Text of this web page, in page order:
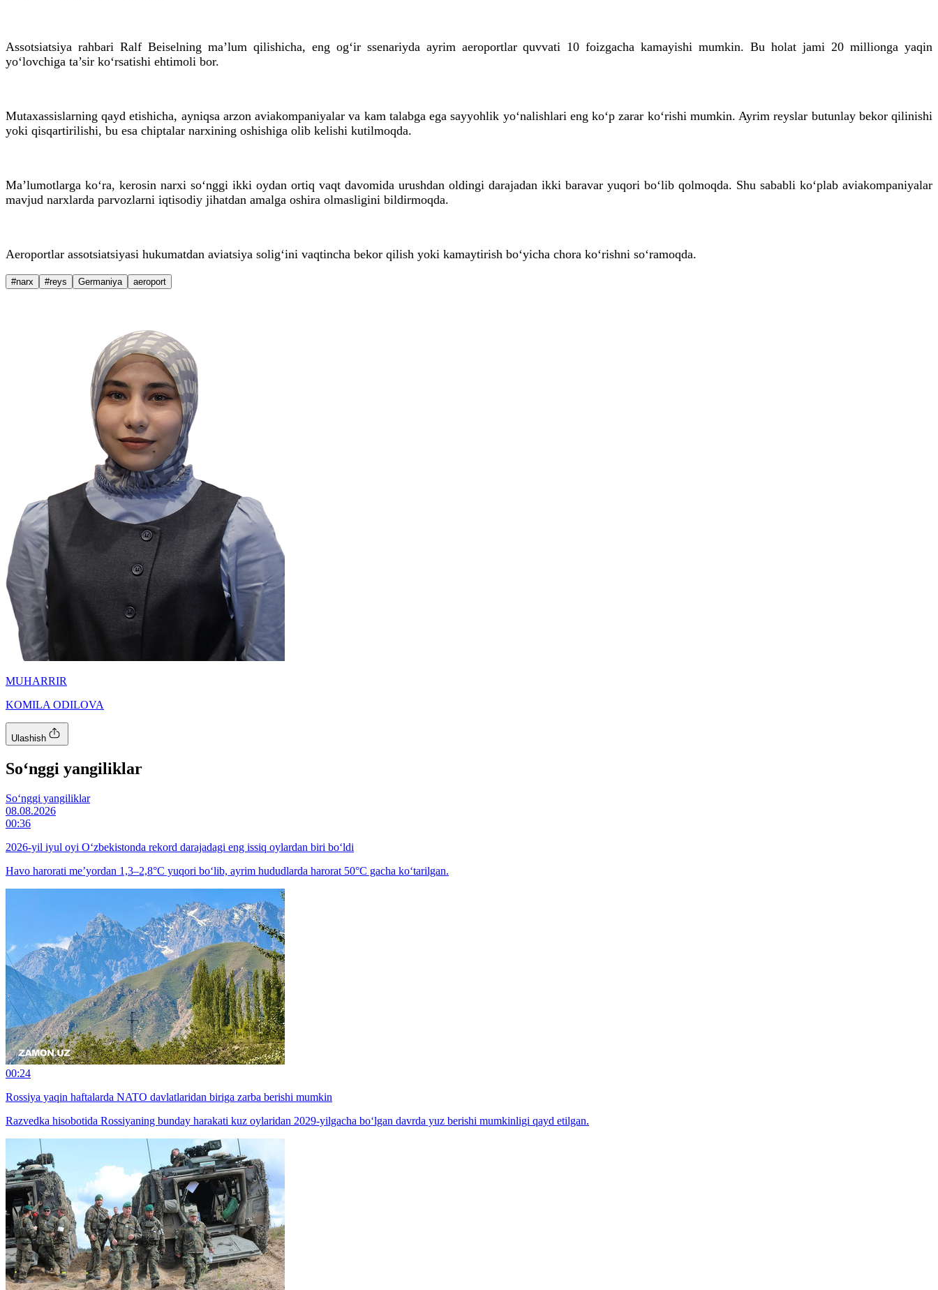
Assotsiatsiya rahbari Ralf Beiselning ma’lum qilishicha, eng og‘ir ssenariyda ayrim aeroportlar quvvati 10 foizgacha kamayishi mumkin. Bu holat jami 20 millionga yaqin
yo‘lovchiga ta’sir ko‘rsatishi ehtimoli bor.
Mutaxassislarning qayd etishicha, ayniqsa arzon aviakompaniyalar va kam talabga ega sayyohlik yo‘nalishlari eng ko‘p zarar ko‘rishi mumkin. Ayrim reyslar butunlay bekor qilinishi
yoki qisqartirilishi, bu esa chiptalar narxining oshishiga olib kelishi kutilmoqda.
Ma’lumotlarga ko‘ra, kerosin narxi so‘nggi ikki oydan ortiq vaqt davomida urushdan oldingi darajadan ikki baravar yuqori bo‘lib qolmoqda. Shu sababli ko‘plab aviakompaniyalar
mavjud narxlarda parvozlarni iqtisodiy jihatdan amalga oshira olmasligini bildirmoqda.
Aeroportlar assotsiatsiyasi hukumatdan aviatsiya solig‘ini vaqtincha bekor qilish yoki kamaytirish bo‘yicha chora ko‘rishni so‘ramoqda.
#narx #reys Germaniya aeroport
MUHARRIR
KOMILA ODILOVA
Ulashish
So‘nggi yangiliklar
So‘nggi yangiliklar
08.08.2026
00:36
2026-yil iyul oyi O‘zbekistonda rekord darajadagi eng issiq oylardan biri bo‘ldi
Havo harorati me’yordan 1,3–2,8°C yuqori bo‘lib, ayrim hududlarda harorat 50°C gacha ko‘tarilgan.
00:24
Rossiya yaqin haftalarda NATO davlatlaridan biriga zarba berishi mumkin
Razvedka hisobotida Rossiyaning bunday harakati kuz oylaridan 2029-yilgacha bo‘lgan davrda yuz berishi mumkinligi qayd etilgan.